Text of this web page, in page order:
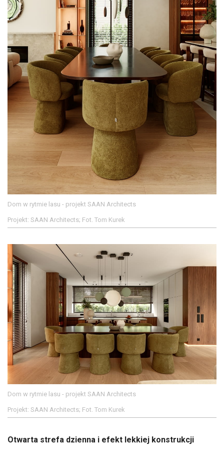
Dom w rytmie lasu - projekt SAAN Architects
Projekt: SAAN Architects; Fot. Tom Kurek
Dom w rytmie lasu - projekt SAAN Architects
Projekt: SAAN Architects; Fot. Tom Kurek
Otwarta strefa dzienna i efekt lekkiej konstrukcji